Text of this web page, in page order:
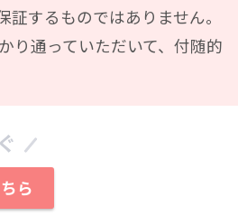
するものではありません。
り通っていただいて、付随的
ら